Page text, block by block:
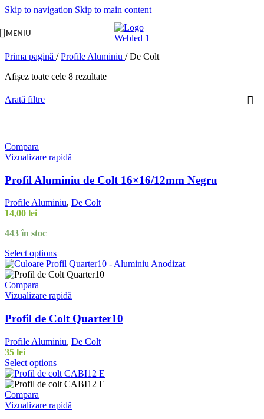
Skip to navigation Skip to main content
MENIU
Prima pagină / Profile Aluminiu / De Colt
Afișez toate cele 8 rezultate
Arată filtre
Compara
Vizualizare rapidă
Profil Aluminiu de Colt 16×16/12mm Negru
Profile Aluminiu, De Colt
14,00 lei
443 în stoc
Select options
Compara
Vizualizare rapidă
Profil de Colt Quarter10
Profile Aluminiu, De Colt
35 lei
Select options
Compara
Vizualizare rapidă